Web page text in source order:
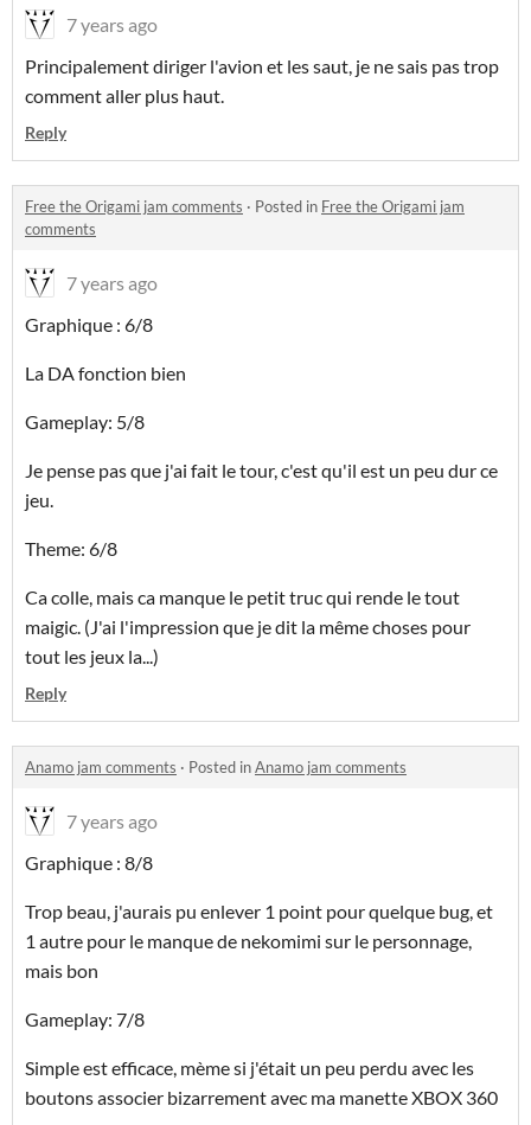
7 years ago
Principalement diriger l'avion et les saut, je ne sais pas trop
comment aller plus haut.
Reply
Free the Origami jam comments · Posted in Free the Origami jam
comments
7 years ago
Graphique : 6/8
La DA fonction bien
Gameplay: 5/8
Je pense pas que j'ai fait le tour, c'est qu'il est un peu dur ce
jeu.
Theme: 6/8
Ca colle, mais ca manque le petit truc qui rende le tout
maigic. (J'ai l'impression que je dit la même choses pour
tout les jeux la...)
Reply
Anamo jam comments · Posted inAnamo jam comments
7 years ago
Graphique : 8/8
Trop beau, j'aurais pu enlever 1 point pour quelque bug, et
1 autre pour le manque de nekomimi sur le personnage,
mais bon
Gameplay: 7/8
Simple est efficace, mème si j'était un peu perdu avec les
boutons associer bizarrement avec ma manette XBOX 360